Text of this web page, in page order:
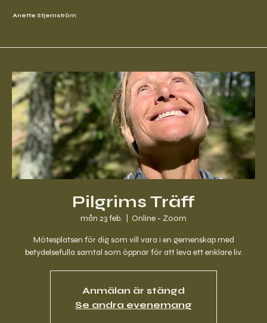
Anette Stjernström
Pilgrims Träff
mån 23 feb. Online - Zoom
Mötesplatsen för dig som vill vara i en gemenskap med
betydelsefulla samtal som öppnar för att leva ett enklare liv.
Anmälan är stängd
Se andra evenemang